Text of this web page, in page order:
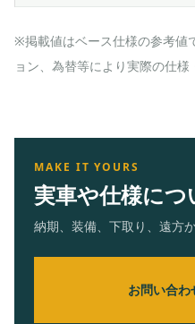
※掲載値はベース仕様の参考値
ョン、為替等により実際の仕様
MAKE IT YOURS
実車や仕様につ
納期、装備、下取り、遠方
お問い合わ